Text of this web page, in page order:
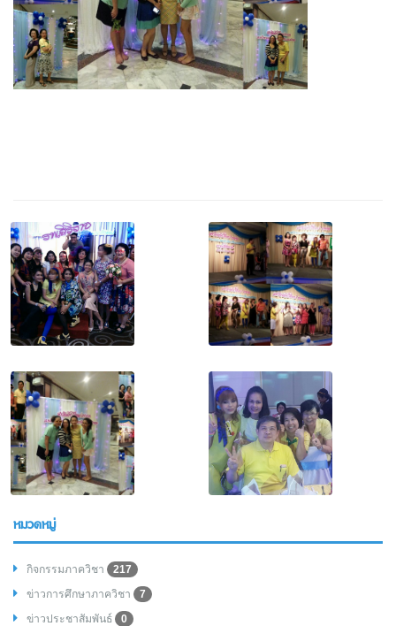
หมวดหมู่
กิจกรรมภาควิชา
217
ข่าวการศึกษาภาควิชา
7
ข่าวประชาสัมพันธ์
0